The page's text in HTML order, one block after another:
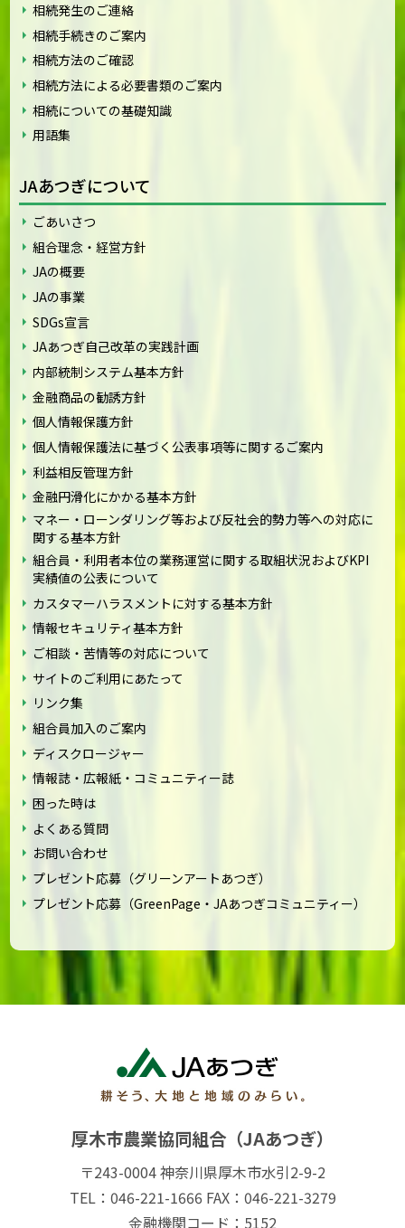
相続発生のご連絡
相続手続きのご案内
相続方法のご確認
相続方法による必要書類のご案内
相続についての基礎知識
用語集
JAあつぎについて
ごあいさつ
組合理念・経営方針
JAの概要
JAの事業
SDGs宣言
JAあつぎ自己改革の実践計画
内部統制システム基本方針
金融商品の勧誘方針
個人情報保護方針
個人情報保護法に基づく公表事項等に関するご案内
利益相反管理方針
金融円滑化にかかる基本方針
マネー・ローンダリング等および反社会的勢力等への対応に
関する基本方針
組合員・利用者本位の業務運営に関する取組状況およびKPI
実績値の公表について
カスタマーハラスメントに対する基本方針
情報セキュリティ基本方針
ご相談・苦情等の対応について
サイトのご利用にあたって
リンク集
組合員加入のご案内
ディスクロージャー
情報誌・広報紙・コミュニティー誌
困った時は
よくある質問
お問い合わせ
プレゼント応募（グリーンアートあつぎ）
プレゼント応募（GreenPage・JAあつぎコミュニティー）
厚木市農業協同組合（JAあつぎ）
〒243-0004 神奈川県厚木市水引2-9-2
TEL：046-221-1666 FAX：046-221-3279
金融機関コード：5152